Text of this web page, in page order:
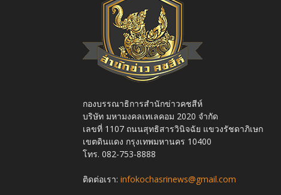
กองบรรณาธิการสำนักข่าวคชสีห์
บริษัท มหามงคลเทเลคอม 2020 จำกัด
เลขที่ 1107 ถนนสุทธิสารวินิจฉัย แขวงรัชดาภิเษก
เขตดินแดง กรุงเทพมหานคร 10400
โทร. 082-753-8888
ติดต่อเรา: infokochasrinews@gmail.com